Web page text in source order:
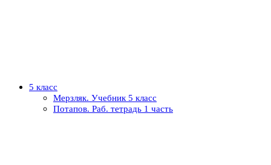
5 класс
Мерзляк. Учебник 5 класс
Потапов. Раб. тетрадь 1 часть